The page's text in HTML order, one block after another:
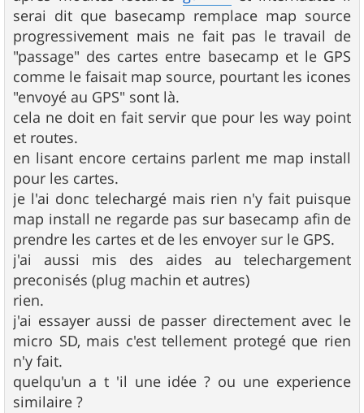
serai dit que basecamp remplace map source
progressivement mais ne fait pas le travail de
"passage" des cartes entre basecamp et le GPS
comme le faisait map source, pourtant les icones
"envoyé au GPS" sont là.
cela ne doit en fait servir que pour les way point
et routes.
en lisant encore certains parlent me map install
pour les cartes.
je l'ai donc telechargé mais rien n'y fait puisque
map install ne regarde pas sur basecamp afin de
prendre les cartes et de les envoyer sur le GPS.
j'ai aussi mis des aides au telechargement
preconisés (plug machin et autres)
rien.
j'ai essayer aussi de passer directement avec le
micro SD, mais c'est tellement protegé que rien
n'y fait.
quelqu'un a t 'il une idée ? ou une experience
similaire ?